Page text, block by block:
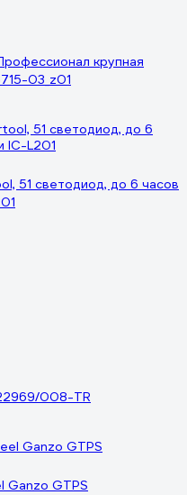
крупная
03_z01
51 светодиод, до 6 часов
008-TR
Ganzo GTPS